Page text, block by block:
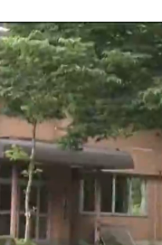
涉侵占7億！